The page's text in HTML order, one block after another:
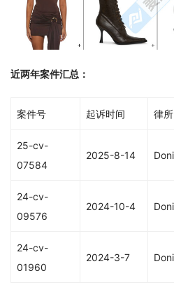
近两年案件汇总：
案件号 起诉时间 律所
25-cv-
07584
2025-8-14
24-cv-
09576
2024-10-4
24-cv-
01960
2024-3-7